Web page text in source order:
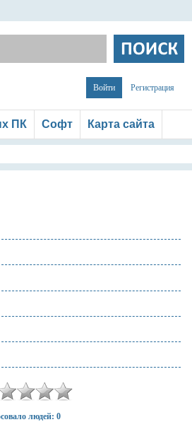
Войти Регистрация
ПК Софт Карта сайта
людей: 0